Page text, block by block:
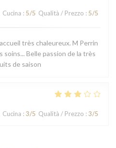
Cucina : 5/5 Qualità / Prezzo : 5/5
très chaleureux. M Perrin
Belle passion de la très
de saison
Cucina : 3/5 Qualità / Prezzo : 3/5